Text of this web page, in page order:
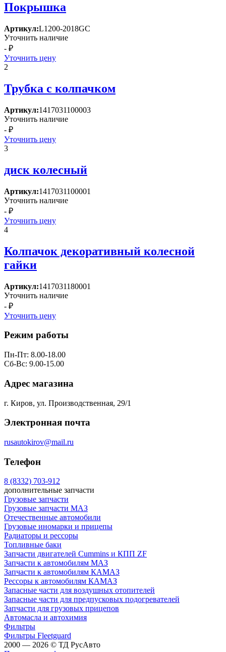
Покрышка
Артикул:L1200-2018GC
Уточнить наличие
- ₽
Уточнить цену
2
Трубка с колпачком
Артикул:1417031100003
Уточнить наличие
- ₽
Уточнить цену
3
диск колесный
Артикул:1417031100001
Уточнить наличие
- ₽
Уточнить цену
4
Колпачок декоративный колесной
гайки
Артикул:1417031180001
Уточнить наличие
- ₽
Уточнить цену
Режим работы
Пн-Пт: 8.00-18.00
Сб-Вс: 9.00-15.00
Адрес магазина
г. Киров, ул. Производственная, 29/1
Электронная почта
rusautokirov@mail.ru
Телефон
8 (8332) 703-912
дополнительные запчасти
Грузовые запчасти
Грузовые запчасти МАЗ
Отечественные автомобили
Грузовые иномарки и прицепы
Радиаторы и рессоры
Топливные баки
Запчасти двигателей Cummins и КПП ZF
Запчасти к автомобилям МАЗ
Запчасти к автомобилям КАМАЗ
Рессоры к автомобилям КАМАЗ
Запасные части для воздушных отопителей
Запасные части для предпусковых подогревателей
Запчасти для грузовых прицепов
Автомасла и автохимия
Фильтры
Фильтры Fleetguard
2000 — 2026 © ТД РусАвто